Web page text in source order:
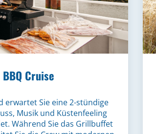
BBQ Cruise
erwartet Sie eine 2-stündige
Musik und Küstenfeeling
Während Sie das Grillbuffet